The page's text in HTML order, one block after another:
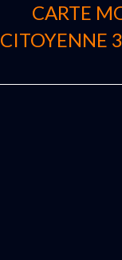
CARTE
CITOYENNE